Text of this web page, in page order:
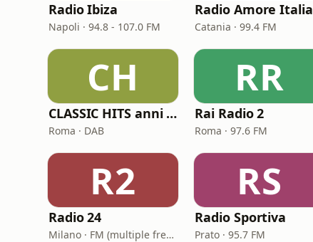
Radio Ibiza
Napoli · 94.8 - 107.0 FM
Radio Amore Italia
Catania · 99.4 FM
CH
CLASSIC HITS anni 70 80 90
Roma · DAB
RR
Rai Radio 2
Roma · 97.6 FM
R2
Radio 24
Milano · FM (multiple frequencies nationwide), DAB, Satellite
RS
Radio Sportiva
Prato · 95.7 FM